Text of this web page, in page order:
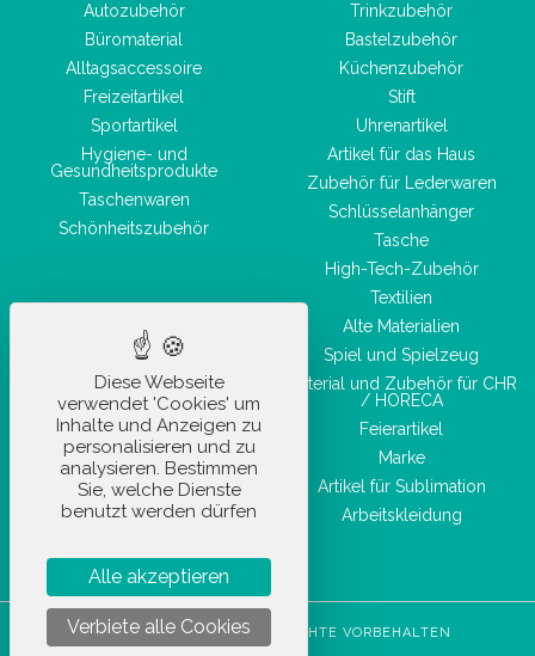
Autozubehör
Büromaterial
Alltagsaccessoire
Freizeitartikel
Sportartikel
Hygiene- und
Gesundheitsprodukte
Taschenwaren
Schönheitszubehör
Trinkzubehör
Bastelzubehör
Küchenzubehör
Stift
Uhrenartikel
Artikel für das Haus
Zubehör für Lederwaren
Schlüsselanhänger
Tasche
High-Tech-Zubehör
Textilien
Alte Materialien
Spiel und Spielzeug
Material und Zubehör für CHR
/ HORECA
Feierartikel
Marke
Artikel für Sublimation
Arbeitskleidung
STOCKETIK © 2023 - ALLE RECHTE VORBEHALTEN
Diese Webseite
verwendet 'Cookies' um
Inhalte und Anzeigen zu
personalisieren und zu
analysieren. Bestimmen
Sie, welche Dienste
benutzt werden dürfen
Alle akzeptieren
Verbiete alle Cookies